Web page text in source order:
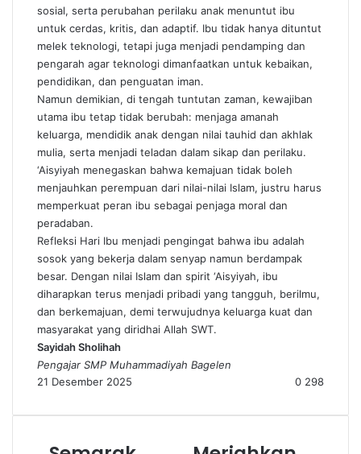
sosial, serta perubahan perilaku anak menuntut ibu
untuk cerdas, kritis, dan adaptif. Ibu tidak hanya dituntut
melek teknologi, tetapi juga menjadi pendamping dan
pengarah agar teknologi dimanfaatkan untuk kebaikan,
pendidikan, dan penguatan iman.
Namun demikian, di tengah tuntutan zaman, kewajiban
utama ibu tetap tidak berubah: menjaga amanah
keluarga, mendidik anak dengan nilai tauhid dan akhlak
mulia, serta menjadi teladan dalam sikap dan perilaku.
‘Aisyiyah menegaskan bahwa kemajuan tidak boleh
menjauhkan perempuan dari nilai-nilai Islam, justru harus
memperkuat peran ibu sebagai penjaga moral dan
peradaban.
Refleksi Hari Ibu menjadi pengingat bahwa ibu adalah
sosok yang bekerja dalam senyap namun berdampak
besar. Dengan nilai Islam dan spirit ‘Aisyiyah, ibu
diharapkan terus menjadi pribadi yang tangguh, berilmu,
dan berkemajuan, demi terwujudnya keluarga kuat dan
masyarakat yang diridhai Allah SWT.
Sayidah Sholihah
Pengajar SMP Muhammadiyah Bagelen
21 Desember 2025
0 298
Semarak Meriahkan